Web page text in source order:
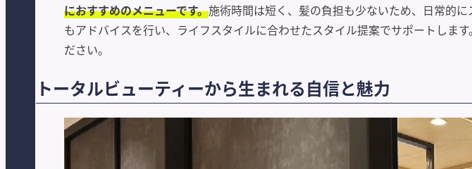
におすすめのメニューです。施術時間は短く、髪の負担も少ないため、日常的
もアドバイスを行い、ライフスタイルに合わせたスタイル提案でサポートしま
ださい。
トータルビューティーから生まれる自信と魅力